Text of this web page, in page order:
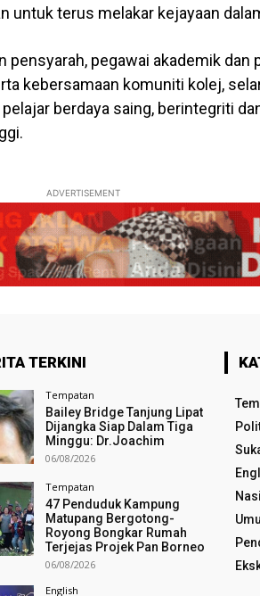
untuk terus melakar kejayaan
pensyarah, pegawai akademik dan
kebersamaan komuniti kolej,
berdaya saing, berintegriti
ADVERTISEMENT
TERKINI
Tempatan
Bailey Bridge Tanjung Lipat
Dijangka Siap Dalam Tiga
Minggu: Dr.Joachim
06/08/2026
Tempatan
47 Penduduk Kampung
Matupang Bergotong-
Royong Bongkar Rumah
Terjejas Projek Pan Borneo
06/08/2026
English